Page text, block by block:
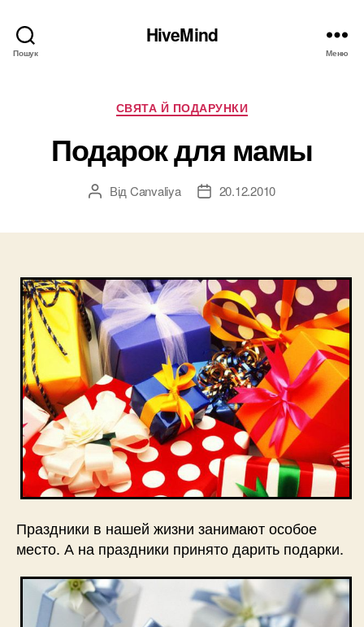
Пошук
HiveMind
Меню
Категорії
СВЯТА Й ПОДАРУНКИ
Подарок для мамы
Автор
Від Canvaliya
Дата20.12.2010
Праздники в нашей жизни занимают особое
место. А на праздники принято дарить подарки.